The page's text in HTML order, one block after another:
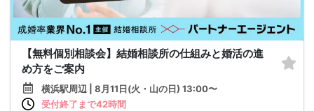
【無料個別相談会】結婚相談所の仕組みと婚活の進
め方をご案内
横浜駅周辺 | 8月11日(火・山の日) 13:00〜
受付終了まで42時間